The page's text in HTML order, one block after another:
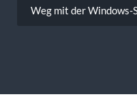
Weg mit der Windows-